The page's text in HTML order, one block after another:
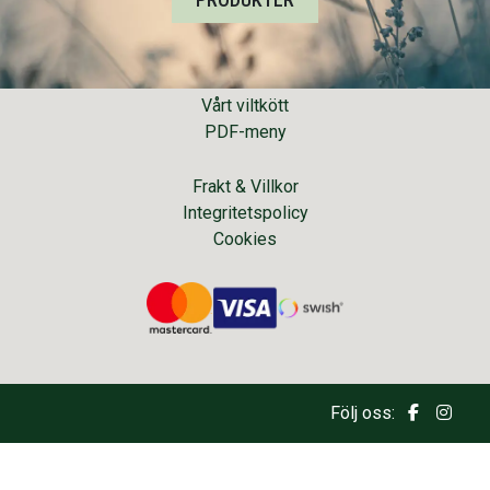
Om oss
Kontakta oss
Vårt viltkött
PDF-meny
Frakt & Villkor
Integritetspolicy
Cookies
Följ oss: